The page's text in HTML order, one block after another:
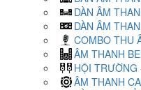
DÀN ÂM
DÀN ÂM
COMBO THU
ÂM THANH
HỘI TRƯỜNG
ÂM THANH